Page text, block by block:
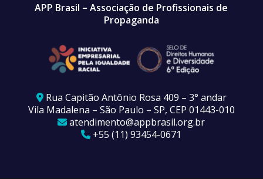
APP Brasil – Associação de Profissionais de
Propaganda
Rua Capitão Antônio Rosa 409 – 3° andar
Vila Madalena – São Paulo – SP, CEP 01443-010
atendimento@appbrasil.org.br
+55 (11) 93454-0671